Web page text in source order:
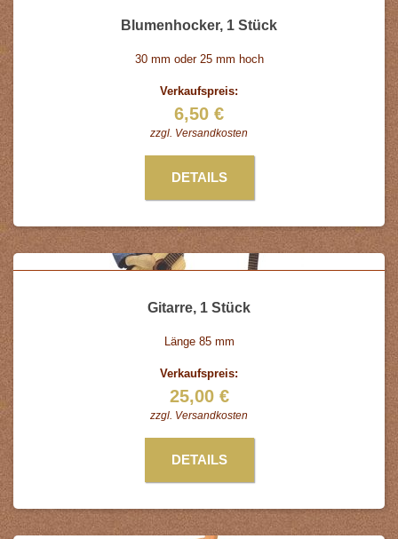
Blumenhocker, 1 Stück
30 mm oder 25 mm hoch
Verkaufspreis:
6,50 €
zzgl. Versandkosten
DETAILS
Gitarre, 1 Stück
Länge 85 mm
Verkaufspreis:
25,00 €
zzgl. Versandkosten
DETAILS